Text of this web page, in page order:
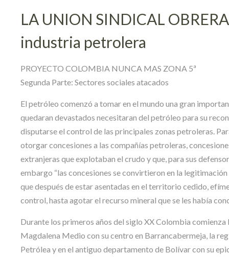
LA UNION SINDICAL
industria petrolera
PROYECTO COLOMBIA NUNCA MAS ZONA 5ª
Segunda Parte: Sectores sociales atacados
El petróleo comenzó a tomar en el mundo una gran
quedaran devastados necesitaran del petróleo para su
disputarse el control de las principales zonas petroleras.
otorgar concesiones a las compañías petroleras,
extranjeras que explotaban el crudo y que, para sus
embargo “las concesiones se convirtieron en la
que después de estar asentadas en el territorio cedido,
control, hasta agotar el recurso mineral que se les había
Durante los primeros años del siglo XX Colombia
Magdalena Medio con su centro en Barrancabermeja, la
Petrólea y en el antiguo departamento de Bolívar con su